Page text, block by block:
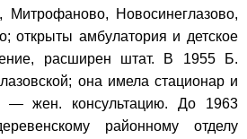
Митрофаново, Новосинеглазово,
открыты амбулатория и детское
расширен штат. В 1955 Б.
она имела стационар и
— жен. консультацию. До 1963
районному отделу